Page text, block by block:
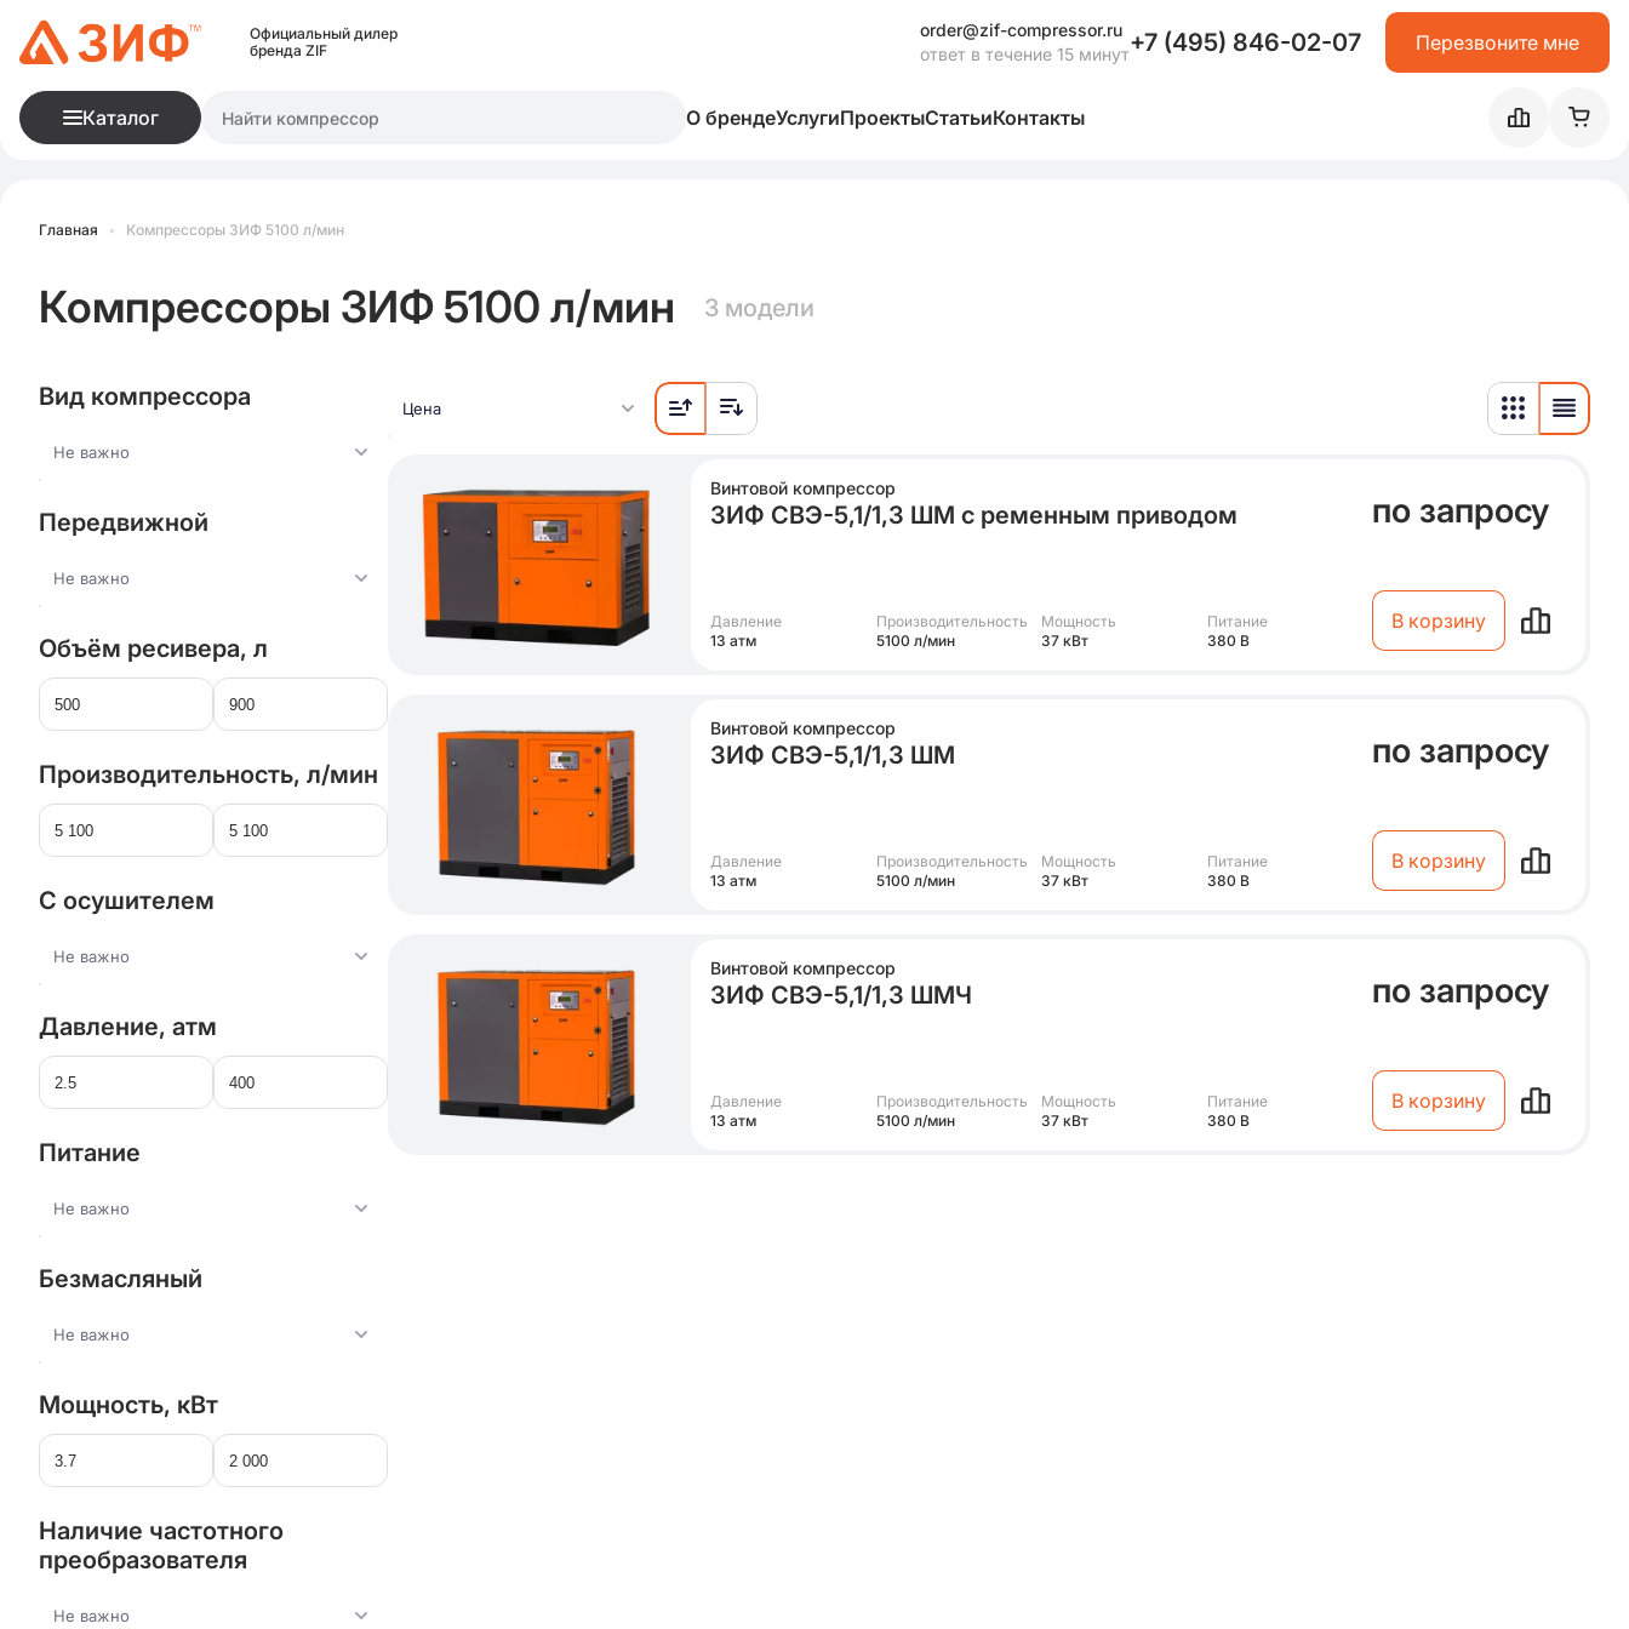
Официальный дилер
бренда ZIF
order@zif-compressor.ru
ответ в течение 15 минут+7 (495) 846-02-07 Перезвоните мне
Каталог О брендеУслугиПроектыСтатьиКонтакты
Главная • Компрессоры ЗИФ 5100 л/мин
Компрессоры ЗИФ 5100 л/мин 3 модели
Вид компрессора
Не важно
Передвижной
Не важно
Объём ресивера, л
Производительность, л/мин
С осушителем
Не важно
Давление, атм
Питание
Не важно
Безмасляный
Не важно
Мощность, кВт
Наличие частотного
преобразователя
Не важно
Цена
Винтовой компрессор
ЗИФ СВЭ-5,1/1,3 ШМ с ременным приводом
Давление
13 атм
Производительность
5100 л/мин
Мощность
37 кВт
Питание
380 В
по запросу
В корзину
Винтовой компрессор
ЗИФ СВЭ-5,1/1,3 ШМ
Давление
13 атм
Производительность
5100 л/мин
Мощность
37 кВт
Питание
380 В
по запросу
В корзину
Винтовой компрессор
ЗИФ СВЭ-5,1/1,3 ШМЧ
Давление
13 атм
Производительность
5100 л/мин
Мощность
37 кВт
Питание
380 В
по запросу
В корзину